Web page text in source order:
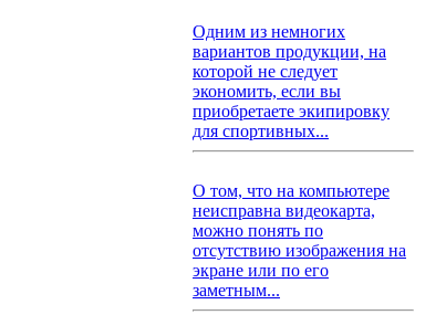
Одним из немногих
вариантов продукции, на
которой не следует
экономить, если вы
приобретаете экипировку
для спортивных...
О том, что на компьютере
неисправна видеокарта,
можно понять по
отсутствию изображения на
экране или по его
заметным...